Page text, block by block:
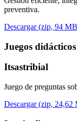
preventiva.
Descargar (zip, 94
Juegos didácticos
Itsastribial
Juego de preguntas
Descargar (zip, 24,62